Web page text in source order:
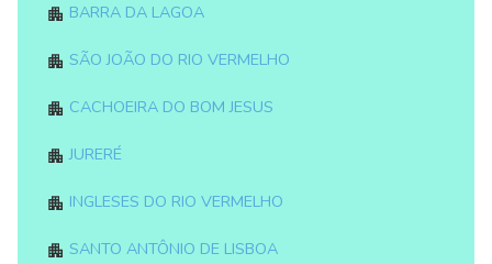
Barra da Lagoa
São João do Rio Vermelho
Cachoeira do Bom Jesus
Jureré
Ingleses do Rio Vermelho
Santo Antônio de Lisboa